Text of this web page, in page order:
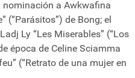
nominación a Awkwafina
(“Parásitos”) de Bong; el
Ly “Les Miserables” (“Los
época de Celine Sciamma
(“Retrato de una mujer en